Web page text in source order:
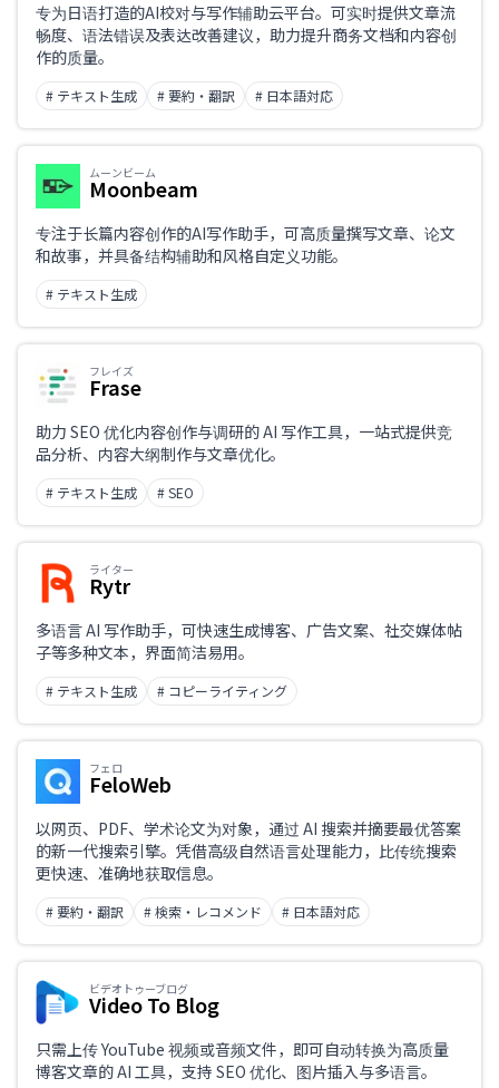
专为日语打造的AI校对与写作辅助云平台。可实时提供文章流
畅度、语法错误及表达改善建议，助力提升商务文档和内容创
作的质量。
# テキスト生成 # 要約・翻訳 # 日本語対応
ムーンビーム
Moonbeam
专注于长篇内容创作的AI写作助手，可高质量撰写文章、论文
和故事，并具备结构辅助和风格自定义功能。
# テキスト生成
フレイズ
Frase
助力 SEO 优化内容创作与调研的 AI 写作工具，一站式提供竞
品分析、内容大纲制作与文章优化。
# テキスト生成 # SEO
ライター
Rytr
多语言 AI 写作助手，可快速生成博客、广告文案、社交媒体帖
子等多种文本，界面简洁易用。
# テキスト生成 # コピーライティング
フェロ
FeloWeb
以网页、PDF、学术论文为对象，通过 AI 搜索并摘要最优答案
的新一代搜索引擎。凭借高级自然语言处理能力，比传统搜索
更快速、准确地获取信息。
# 要約・翻訳 # 検索・レコメンド # 日本語対応
ビデオトゥーブログ
Video To Blog
只需上传 YouTube 视频或音频文件，即可自动转换为高质量
博客文章的 AI 工具，支持 SEO 优化、图片插入与多语言。